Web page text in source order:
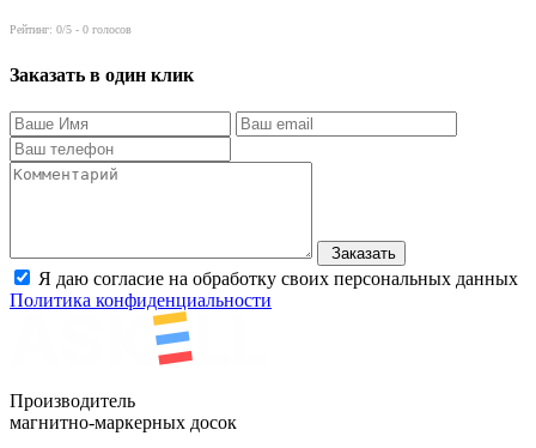
Рейтинг: 0/5 - 0 голосов
Заказать в один клик
Заказать
Я даю согласие на обработку своих персональных данных
Политика конфиденциальности
Производитель
магнитно-маркерных досок